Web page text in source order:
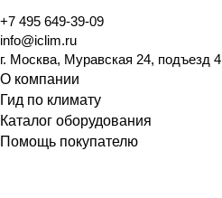
+7 495 649-39-09
info@iclim.ru
г. Москва, Муравская 24, подъезд 4
О компании
Гид по климату
Каталог оборудования
Помощь покупателю